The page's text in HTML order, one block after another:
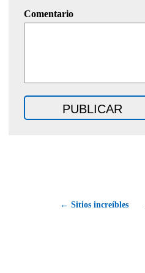
Comentario
← Sitios increíbles